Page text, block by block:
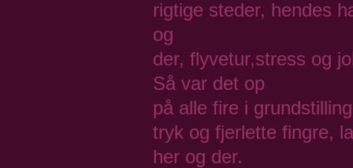
rigtige steder, hendes
og
der, flyvetur,stress og
Så var det op
på alle fire i
tryk og fjerlette fingre,
her og der.